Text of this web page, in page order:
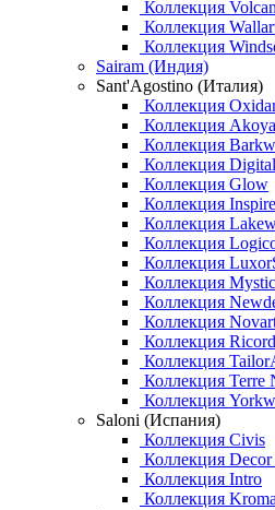
Коллекция
Коллекция
Коллекция
Sairam (Индия)
Sant'Agostino (Италия)
Коллекция
Коллекция Akoya
Коллекция
Коллекция
Коллекция Glow
Коллекция Inspire
Коллекция
Коллекция
Коллекция
Коллекция Mystic
Коллекция
Коллекция
Коллекция
Коллекция
Коллекция Terre
Коллекция
Saloni (Испания)
Коллекция Civis
Коллекция
Коллекция Intro
Коллекция Kroma